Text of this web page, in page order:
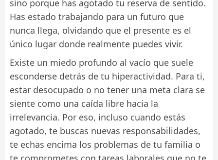
sino porque has agotado tu reserva de sentido.
Has estado trabajando para un futuro que
nunca llega, olvidando que el presente es el
único lugar donde realmente puedes vivir.
Existe un miedo profundo al vacío que suele
esconderse detrás de tu hiperactividad. Para ti,
estar desocupado o no tener una meta clara se
siente como una caída libre hacia la
irrelevancia. Por eso, incluso cuando estás
agotado, te buscas nuevas responsabilidades,
te echas encima los problemas de tu familia o